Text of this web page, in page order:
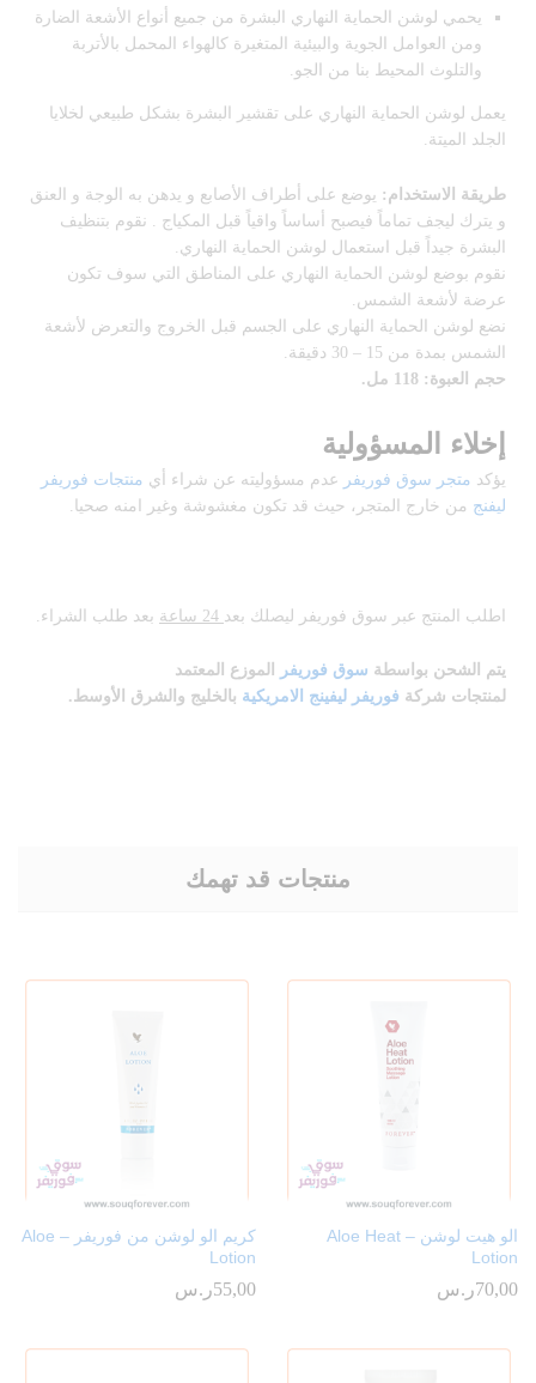
يحمي لوشن الحماية النهاري البشرة من جميع أنواع الأشعة الضارة
ومن العوامل الجوية والبيئية المتغيرة كالهواء المحمل بالأتربة
والتلوث المحيط بنا من الجو.
يعمل لوشن الحماية النهاري على تقشير البشرة بشكل طبيعي لخلايا
الجلد الميتة.
طريقة الاستخدام: يوضع على أطراف الأصابع و يدهن به الوجة و العنق
و يترك ليجف تماماً فيصبح أساساً واقياً قبل المكياج . نقوم بتنظيف
البشرة جيداً قبل استعمال لوشن الحماية النهاري.
نقوم بوضع لوشن الحماية النهاري على المناطق التي سوف تكون
عرضة لأشعة الشمس.
نضع لوشن الحماية النهاري على الجسم قبل الخروج والتعرض لأشعة
الشمس بمدة من 15 – 30 دقيقة.
حجم العبوة: 118 مل.
إخلاء المسؤولية
يؤكد متجر سوق فوريفر عدم مسؤوليته عن شراء أي منتجات فوريفر
ليفنج من خارج المتجر، حيث قد تكون مغشوشة وغير امنه صحيا.
اطلب المنتج عبر سوق فوريفر ليصلك بعد بعد طلب الشراء.
يتم الشحن بواسطة سوق فوريفر
الموزع المعتمد
لمنتجات شركة فوريفر ليفينج الامريكية بالخليج والشرق الأوسط.
منتجات قد تهمك
الو هيت لوشن – Aloe Heat
Lotion
70,00ر.س
كريم الو لوشن من فوريفر – Aloe
Lotion
55,00ر.س